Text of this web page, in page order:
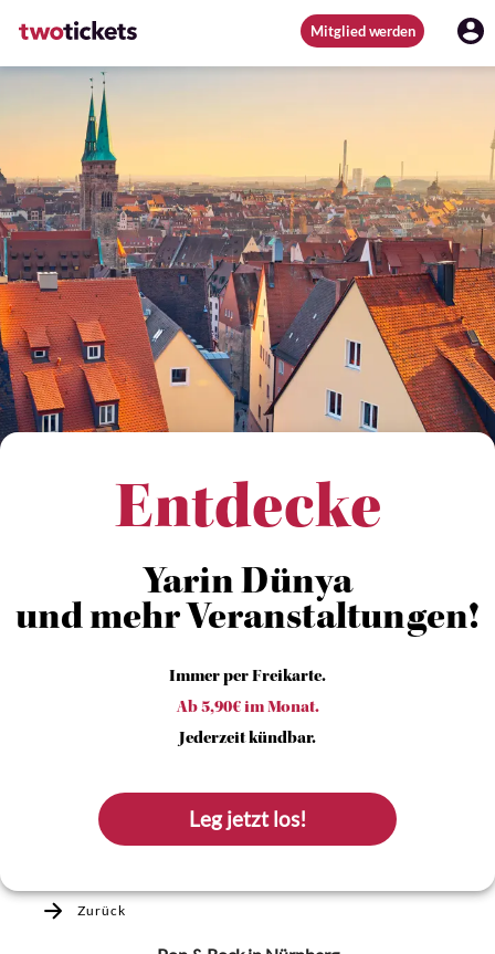
Mitglied werden
Entdecke
Yarin Dünya
und mehr Veranstaltungen!
Immer per Freikarte.
Ab 5,90€ im Monat.
Jederzeit kündbar.
Leg jetzt los!
Zurück